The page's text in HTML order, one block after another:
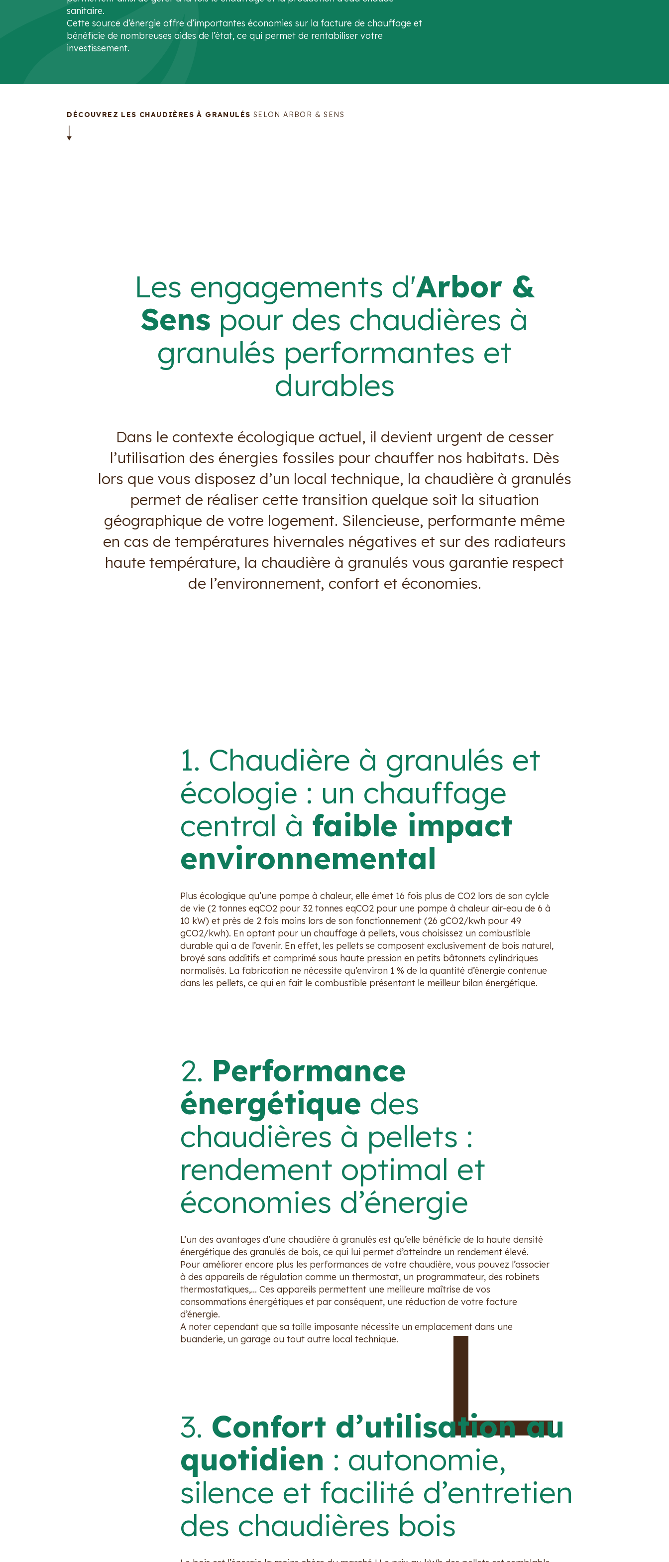
sanitaire.
Cette source d’énergie offre d’importantes économies sur la facture de chauffage et
bénéficie de nombreuses aides de l’état, ce qui permet de rentabiliser votre
investissement.
DÉCOUVREZ LES CHAUDIÈRES À GRANULÉS SELON ARBOR & SENS
Les engagements d'Arbor &
Sens pour des chaudières à
granulés performantes et
durables
Dans le contexte écologique actuel, il devient urgent de cesser
l’utilisation des énergies fossiles pour chauffer nos habitats. Dès
lors que vous disposez d’un local technique, la chaudière à granulés
permet de réaliser cette transition quelque soit la situation
géographique de votre logement. Silencieuse, performante même
en cas de températures hivernales négatives et sur des radiateurs
haute température, la chaudière à granulés vous garantie respect
de l’environnement, confort et économies.
1. Chaudière à granulés et
écologie : un chauffage
central à faible impact
environnemental
Plus écologique qu’une pompe à chaleur, elle émet 16 fois plus de CO2 lors de son cylcle
de vie (2 tonnes eqCO2 pour 32 tonnes eqCO2 pour une pompe à chaleur air-eau de 6 à
10 kW) et près de 2 fois moins lors de son fonctionnement (26 gCO2/kwh pour 49
gCO2/kwh). En optant pour un chauffage à pellets, vous choisissez un combustible
durable qui a de l’avenir. En effet, les pellets se composent exclusivement de bois naturel,
broyé sans additifs et comprimé sous haute pression en petits bâtonnets cylindriques
normalisés. La fabrication ne nécessite qu’environ 1 % de la quantité d’énergie contenue
dans les pellets, ce qui en fait le combustible présentant le meilleur bilan énergétique.
2. Performance
énergétique des
chaudières à pellets :
rendement optimal et
économies d’énergie
L’un des avantages d’une chaudière à granulés est qu’elle bénéficie de la haute densité
énergétique des granulés de bois, ce qui lui permet d’atteindre un rendement élevé.
Pour améliorer encore plus les performances de votre chaudière, vous pouvez l’associer
à des appareils de régulation comme un thermostat, un programmateur, des robinets
thermostatiques,… Ces appareils permettent une meilleure maîtrise de vos
consommations énergétiques et par conséquent, une réduction de votre facture
d’énergie.
A noter cependant que sa taille imposante nécessite un emplacement dans une
buanderie, un garage ou tout autre local technique.
3. Confort d’utilisation au
quotidien : autonomie,
silence et facilité d’entretien
des chaudières bois